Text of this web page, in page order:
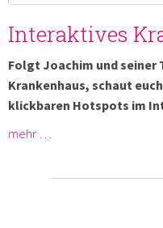
Interaktives
Folgt Joachim und seiner
Krankenhaus, schaut
klickbaren Hotspots im
mehr …